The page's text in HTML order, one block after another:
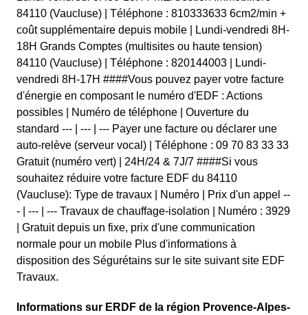
84110 (Vaucluse) | Téléphone : 810333633 6cm2/min +
coût supplémentaire depuis mobile | Lundi-vendredi 8H-
18H Grands Comptes (multisites ou haute tension)
84110 (Vaucluse) | Téléphone : 820144003 | Lundi-
vendredi 8H-17H ####Vous pouvez payer votre facture
d'énergie en composant le numéro d'EDF : Actions
possibles | Numéro de téléphone | Ouverture du
standard --- | --- | --- Payer une facture ou déclarer une
auto-relève (serveur vocal) | Téléphone : 09 70 83 33 33
Gratuit (numéro vert) | 24H/24 & 7J/7 ####Si vous
souhaitez réduire votre facture EDF du 84110
(Vaucluse): Type de travaux | Numéro | Prix d'un appel --
- | --- | --- Travaux de chauffage-isolation | Numéro : 3929
| Gratuit depuis un fixe, prix d'une communication
normale pour un mobile Plus d'informations à
disposition des Ségurétains sur le site suivant site EDF
Travaux.
Informations sur ERDF de la région Provence-Alpes-